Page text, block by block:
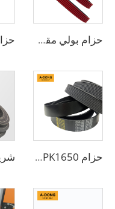
حزام بولي مقولب/5PK1173 من مادة EPDM، مناسب لمحركات السباق، عالي الجودة
حزام PK 5PK1650 لمولد السيارة حزام V ذو حواف 5PK865